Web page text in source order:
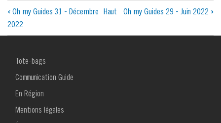
Liens
transversaux
livre
pour
Oh
‹Oh my Guides 31 - Décembre
2022
Haut Oh my Guides 29 - Juin 2022 ›
MENU
FOOTER
Tote-bags
Communication Guide
En Région
Mentions légales